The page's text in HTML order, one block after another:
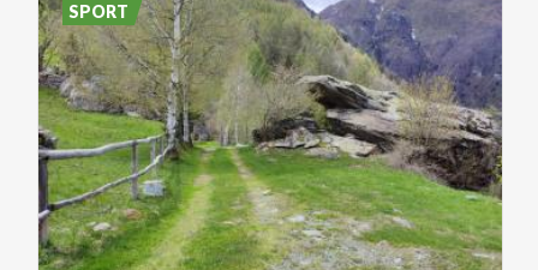
SPORT